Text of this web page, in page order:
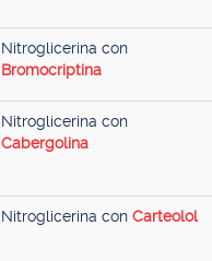
Nitroglicerina con
Bromocriptina
Nitroglicerina con
Cabergolina
Nitroglicerina con Carteolol